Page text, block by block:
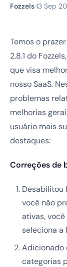
Fozzels·13 Sep
Temos o
2.8.1 do
que visa
nosso SaaS.
problemas
melhorias
usuário mais
destaques:
Correções de
Desabilitou
você não
ativas,
seleciona a
Adicionado
categorias